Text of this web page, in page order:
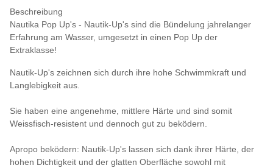
Beschreibung
Nautika Pop Up's - Nautik-Up's sind die Bündelung jahrelanger
Erfahrung am Wasser, umgesetzt in einen Pop Up der
Extraklasse!
Nautik-Up's zeichnen sich durch ihre hohe Schwimmkraft und
Langlebigkeit aus.
Sie haben eine angenehme, mittlere Härte und sind somit
Weissfisch-resistent und dennoch gut zu beködern.
Apropo beködern: Nautik-Up's lassen sich dank ihrer Härte, der
hohen Dichtigkeit und der glatten Oberfläche sowohl mit